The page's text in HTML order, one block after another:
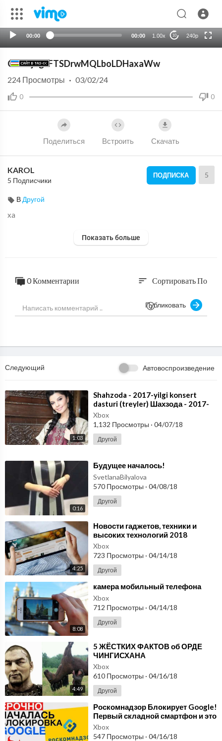
00:00 00:00 1.00x 10 240p
auto
G7YDjBgfFTSDrwMQLboLDHaxaWw
0 0
224 Просмотры · 03/02/24
Поделиться Встроить Скачать
KAROL
5 Подписчики
ПОДПИСКА 5
В Другой
xa
Показать больше
0 Комментарии sort Сортировать По
Публиковать
Следующий Автовоспроизведение
1:03
⁣Shahzoda - 2017-yilgi konsert
dasturi (treyler) Шахзода - 2017-
йилги концерт дастури (трейлер)
Xbox
1,132 Просмотры · 04/07/18
Другой
0:16
⁣Будущее началось!
SvetlanaBilyalova
570 Просмотры · 04/08/18
Другой
4:25
⁣Новости гаджетов, техники и
высоких технологий 2018
Xbox
723 Просмотры · 04/14/18
Другой
8:08
⁣камера мобильный телефона
Xbox
712 Просмотры · 04/14/18
Другой
4:49
⁣5 ЖЁСТКИХ ФАКТОВ об ОРДЕ
ЧИНГИСХАНА
Xbox
610 Просмотры · 04/16/18
Другой
⁣Роскомнадзор Блокирует Google!
Первый складной смартфон и это
не Samsung! и другие новости
Xbox
547 Просмотры · 04/16/18